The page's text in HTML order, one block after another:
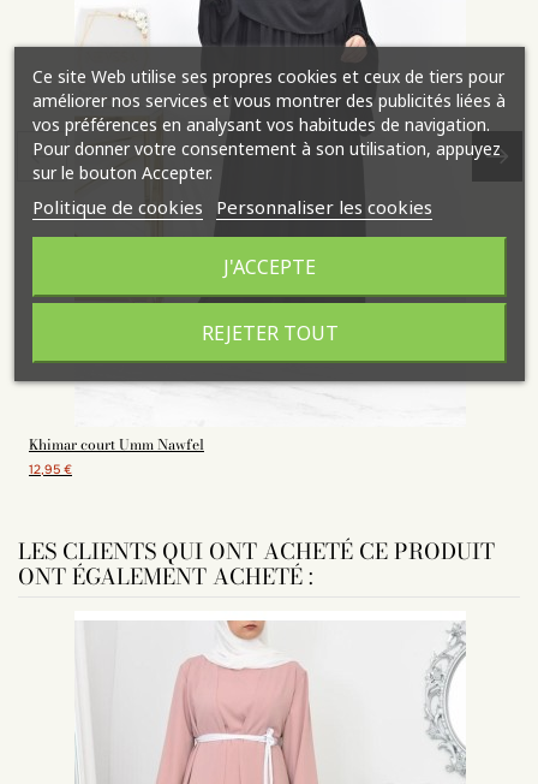
Khimar court Umm Nawfel
12,95 €
LES CLIENTS QUI ONT ACHETÉ CE PRODUIT
ONT ÉGALEMENT ACHETÉ :
Ce site Web utilise ses propres cookies et ceux de tiers pour
améliorer nos services et vous montrer des publicités liées à
vos préférences en analysant vos habitudes de navigation.
Pour donner votre consentement à son utilisation, appuyez
sur le bouton Accepter.
Politique de cookies Personnaliser les cookies
REJETER TOUT
J'ACCEPTE